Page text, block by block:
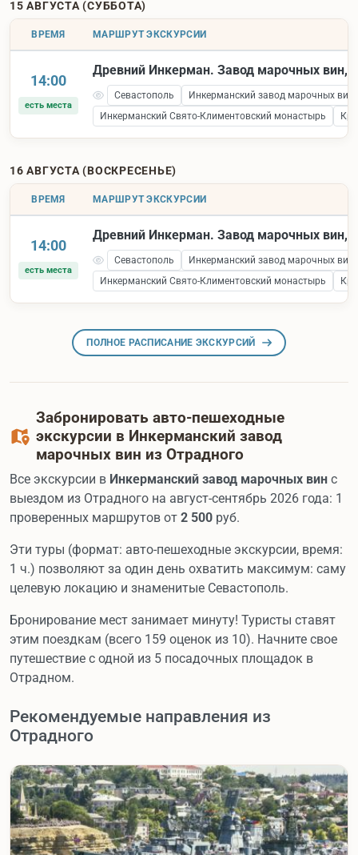
15 АВГУСТА (СУББОТА)
ВРЕМЯ МАРШРУТ ЭКСКУРСИИ
14:00
есть места
Древний Инкерман. Завод марочных вин,
Севастополь
Инкерманский завод марочных вин
Инкерманский Свято-Климентовский монастырь
16 АВГУСТА (ВОСКРЕСЕНЬЕ)
ВРЕМЯ МАРШРУТ ЭКСКУРСИИ
14:00
есть места
Древний Инкерман. Завод марочных вин,
Севастополь
Инкерманский завод марочных вин
Инкерманский Свято-Климентовский монастырь
ПОЛНОЕ РАСПИСАНИЕ ЭКСКУРСИЙ
Забронировать авто-пешеходные
экскурсии в Инкерманский завод
марочных вин из Отрадного
Все экскурсии в Инкерманский завод марочных вин с
выездом из Отрадного на август-сентябрь 2026 года: 1
проверенных маршрутов от 2 500 руб.
Эти туры (формат: авто-пешеходные экскурсии, время:
1 ч.) позволяют за один день охватить максимум: саму
целевую локацию и знаменитые Севастополь.
Бронирование мест занимает минуту! Туристы ставят
этим поездкам (всего 159 оценок из 10). Начните свое
путешествие с одной из 5 посадочных площадок в
Отрадном.
Рекомендуемые направления из
Отрадного